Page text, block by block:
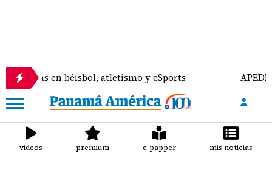
en béisbol, atletismo y eSports APEDE
videos premium e-papper mis noticias